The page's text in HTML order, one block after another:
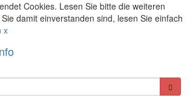
Cookies. Lesen Sie bitte die weiteren
damit einverstanden sind, lesen Sie einfach
x